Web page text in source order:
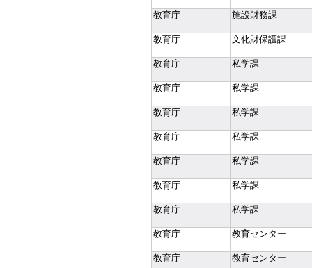
教育庁 施設財務課
教育庁 文化財保護課
教育庁 私学課
教育庁 私学課
教育庁 私学課
教育庁 私学課
教育庁 私学課
教育庁 私学課
教育庁 私学課
教育庁 教育センター
教育庁 教育センター